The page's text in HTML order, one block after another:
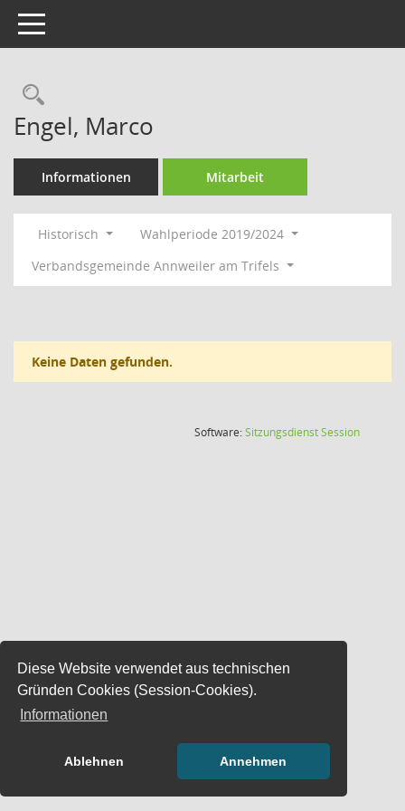
Diese Website verwendet aus technischen
Gründen Cookies (Session-Cookies).
Informationen
Ablehnen Annehmen
Toggle navigation
Rechercheauswahl
Engel, Marco
Informationen Mitarbeit
Historisch
Wahlperiode 2019/2024
Verbandsgemeinde Annweiler am Trifels
Keine Daten gefunden.
Software:SitzungsdienstSession(Wird in